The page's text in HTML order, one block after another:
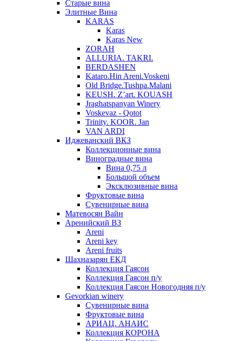
Старые вина
Элитные Вина
KARAS
Karas
Karas New
ZORAH
ALLURIA. TAKRI.
BERDASHEN
Kataro.Hin Areni.Voskeni
Old Bridge.Tushpa.Malani
KEUSH. Z’art. KOUASH
Jraghatspanyan Winery
Voskevaz - Qotot
Trinity. KOOR. Jan
VAN ARDI
Иджеванский ВКЗ
Коллекционные вина
Виноградные вина
Вина 0,75 л
Большой объем
Эксклюзивные вина
Фруктовые вина
Cувенирные вина
Матевосян Вайн
Аренийский ВЗ
Areni
Areni key
Areni fruits
Шахназарян ЕКД
Коллекция Гаясон
Коллекция Гаясон п/у
Коллекция Гаясон Новогодняя п/у
Gevorkian winery
Сувенирные вина
Фруктовые вина
АРИАЦ. АНАИС
Коллекция КОРОНА